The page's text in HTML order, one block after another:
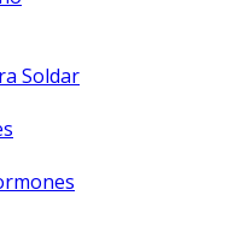
Soldar